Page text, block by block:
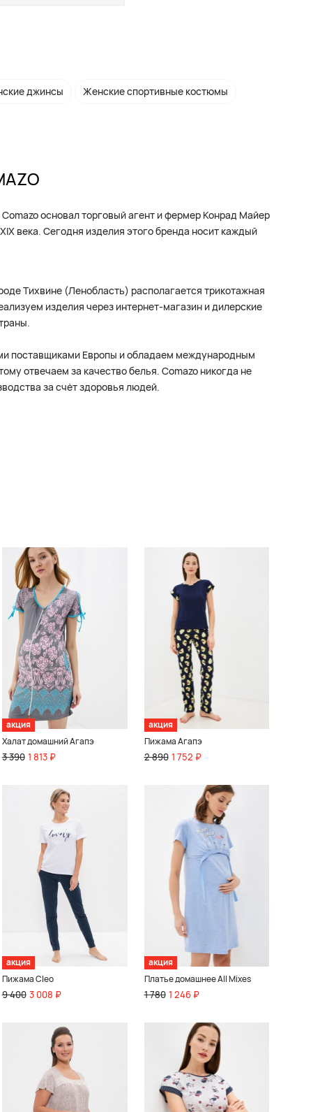
джинсы Женские спортивные костюмы
основал торговый агент и фермер Конрад Майер
века. Сегодня изделия этого бренда носит каждый
Тихвине (Ленобласть) располагается трикотажная
изделия через интернет-магазин и дилерские
поставщиками Европы и обладаем международным
отвечаем за качество белья. Comazo никогда не
за счёт здоровья людей.
акция
Халат домашний Агапэ
3 390 1 813 ₽
акция
Пижама Агапэ
2 890 1 752 ₽
акция
Пижама Cleo
9 400 3 008 ₽
акция
Платье домашнее All Mixes
1 780 1 246 ₽